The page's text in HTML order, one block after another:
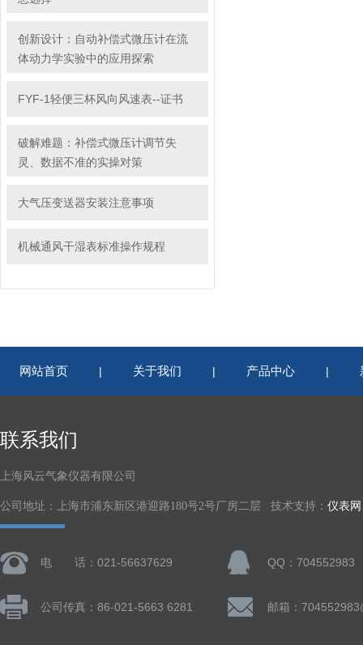
创新设计：自动补偿式微压计在流
体动力学实验中的应用探索
FYF-1轻便三杯风向风速表--证书
破解难题：补偿式微压计调节失
灵、数据不准的实操对策
大气压变送器安装注意事项
机械通风干湿表标准操作规程
网站首页 | 关于我们 | 产品中心 |
联系我们
上海风云气象仪器有限公司
公司地址：上海市浦东新区港迎路180号2号厂房二层 技术支持： 仪表网
电 话：021-56637629 QQ：704552983
公司传真：86-021-5663 6281 邮箱：